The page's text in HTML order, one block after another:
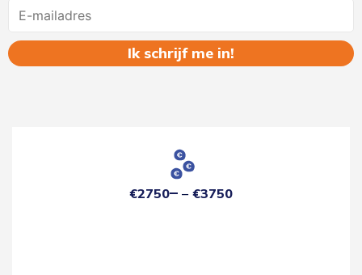
€2750 €3750